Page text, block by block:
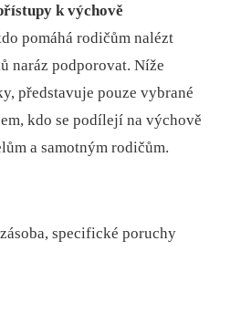
k výchově
pomáhá rodičům nalézt
naráz podporovat. Níže
představuje pouze vybrané
kdo se podílejí na výchově
a samotným rodičům.
specifické poruchy